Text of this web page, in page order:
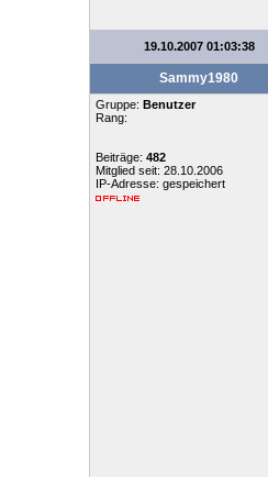
19.10.2007 01:03:38
Sammy1980
Gruppe: Benutzer
Rang:
Beiträge: 482
Mitglied seit: 28.10.2006
IP-Adresse: gespeichert